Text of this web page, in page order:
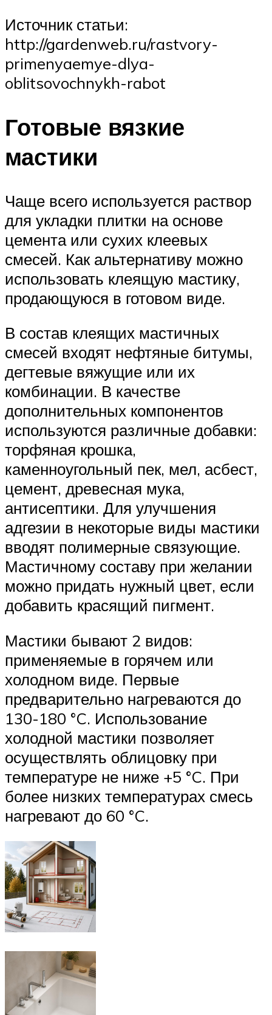
Источник статьи:
http://gardenweb.ru/rastvory-
primenyaemye-dlya-
oblitsovochnykh-rabot
Готовые вязкие
мастики
Чаще всего используется раствор
для укладки плитки на основе
цемента или сухих клеевых
смесей. Как альтернативу можно
использовать клеящую мастику,
продающуюся в готовом виде.
В состав клеящих мастичных
смесей входят нефтяные битумы,
дегтевые вяжущие или их
комбинации. В качестве
дополнительных компонентов
используются различные добавки:
торфяная крошка,
каменноугольный пек, мел, асбест,
цемент, древесная мука,
антисептики. Для улучшения
адгезии в некоторые виды мастики
вводят полимерные связующие.
Мастичному составу при желании
можно придать нужный цвет, если
добавить красящий пигмент.
Мастики бывают 2 видов:
применяемые в горячем или
холодном виде. Первые
предварительно нагреваются до
130-180 °C. Использование
холодной мастики позволяет
осуществлять облицовку при
температуре не ниже +5 °C. При
более низких температурах смесь
нагревают до 60 °C.